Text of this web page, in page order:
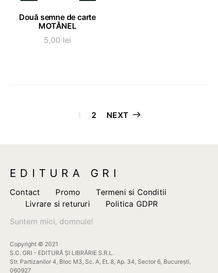
ADAUGĂ ÎN COȘ
Două semne de carte
MOTĂNEL
5,00 lei
Paginație
1 2 NEXT
EDITURA GRI
Contact Promo
Termeni si Conditii
Livrare si retururi
Politica GDPR
Suntem mici, domnule!
Copyright © 2021
S.C. GRI - EDITURĂ ȘI LIBRĂRIE S.R.L.
Str. Partizanilor 4, Bloc M3, Sc. A, Et. 8, Ap. 34, Sector 6, București,
060927